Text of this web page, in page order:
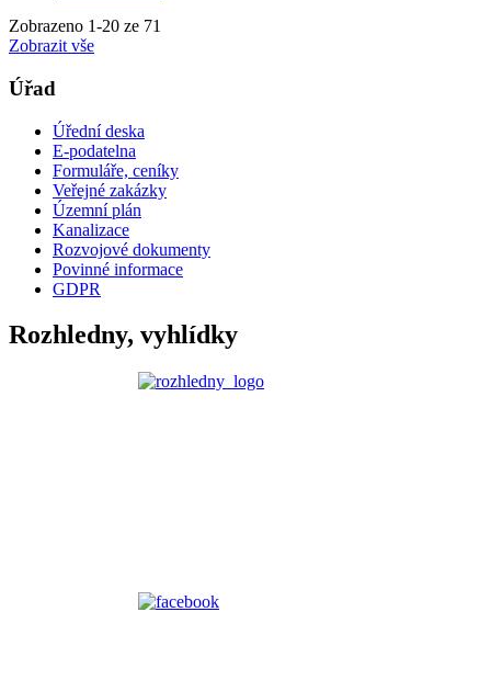
Zobrazeno 1-20 ze 71
Zobrazit vše
Úřad
Úřední deska
E-podatelna
Formuláře, ceníky
Veřejné zakázky
Územní plán
Kanalizace
Rozvojové dokumenty
Povinné informace
GDPR
Rozhledny, vyhlídky